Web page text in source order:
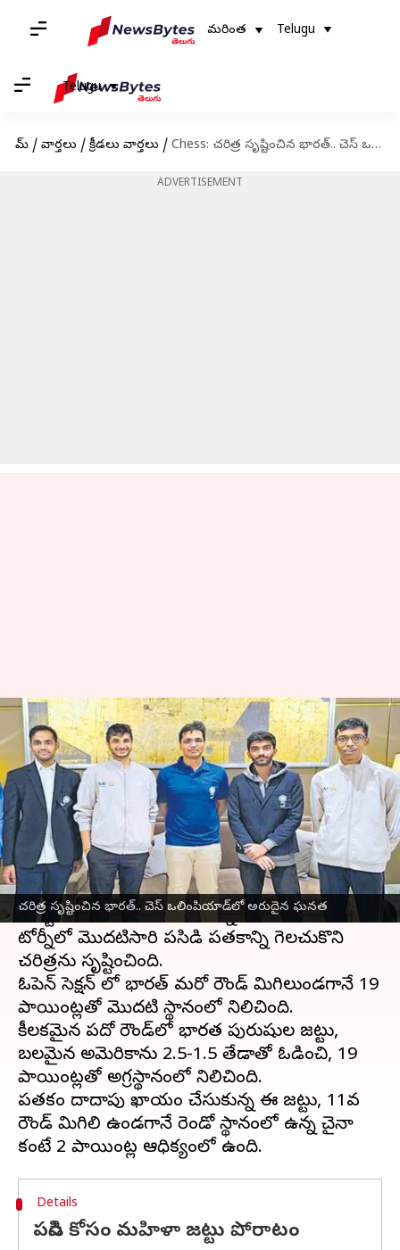
మరింత Telugu
Telugu
హోమ్ / వార్తలు / క్రీడలు వార్తలు / Chess: చరిత్ర సృష్టించిన భారత్.. చెస్ ఒలింపియాడ్‌లో అరుదైన ఘనత
ADVERTISEMENT
చరిత్ర సృష్టించిన భారత్.. చెస్ ఒలింపియాడ్‌లో అరుదైన ఘనత
Chess: చరిత్ర సృష్టించిన భారత్..
చెస్ ఒలింపియాడ్‌లో అరుదైన
ఘనత
వ్రాసిన వారు Jayachandra Akuri Sep 22, 2024 09:07 am
ఈ వార్తాకథనం ఏంటి
చెస్‌జట్లు ఒలింపియాడ్‌-2024లో భారత్ తన
మొట్టమొదటి బంగారు పతకాన్ని గెలుచుకుంది.
టోర్నీలో మొదటిసారి పసిడి పతకాన్ని గెలచుకొని
చరిత్రను సృష్టించింది.
ఓపెన్ సెక్షన్ లో భారత్ మరో రౌండ్ మిగిలుండగానే 19
పాయింట్లతో మొదటి స్థానంలో నిలిచింది.
కీలకమైన పదో రౌండ్‌లో భారత పురుషుల జట్టు,
బలమైన అమెరికాను 2.5-1.5 తేడాతో ఓడించి, 19
పాయింట్లతో అగ్రస్థానంలో నిలిచింది.
పతకం దాదాపు ఖాయం చేసుకున్న ఈ జట్టు, 11వ
రౌండ్ మిగిలి ఉండగానే రెండో స్థానంలో ఉన్న చైనా
Details
పసిడి కోసం మహిళా జట్టు పోరాటం